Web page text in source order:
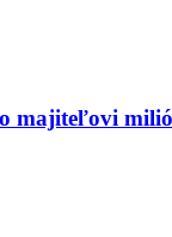
majiteľovi